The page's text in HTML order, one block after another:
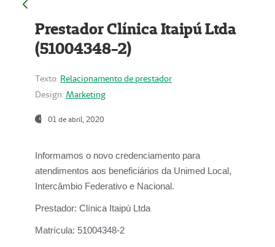
Prestador Clínica Itaipú Ltda
(51004348-2)
Texto: Relacionamento de prestador
Design: Marketing
01 de abril, 2020
Informamos o novo credenciamento para
atendimentos aos beneficiários da Unimed Local,
Intercâmbio Federativo e Nacional.
Prestador: Clínica Itaipú Ltda
Matrícula: 51004348-2